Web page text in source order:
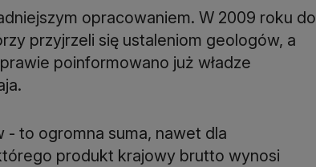
opracowaniem. W 2009 roku do
przyjrzeli się ustaleniom geologów, a
poinformowano już władze
- to ogromna suma, nawet dla
produkt krajowy brutto wynosi